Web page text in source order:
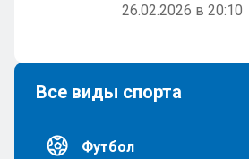
26.02.2026 в 20:10
Все виды спорта
Футбол